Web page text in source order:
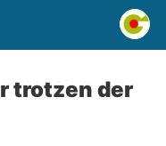
trotzen der